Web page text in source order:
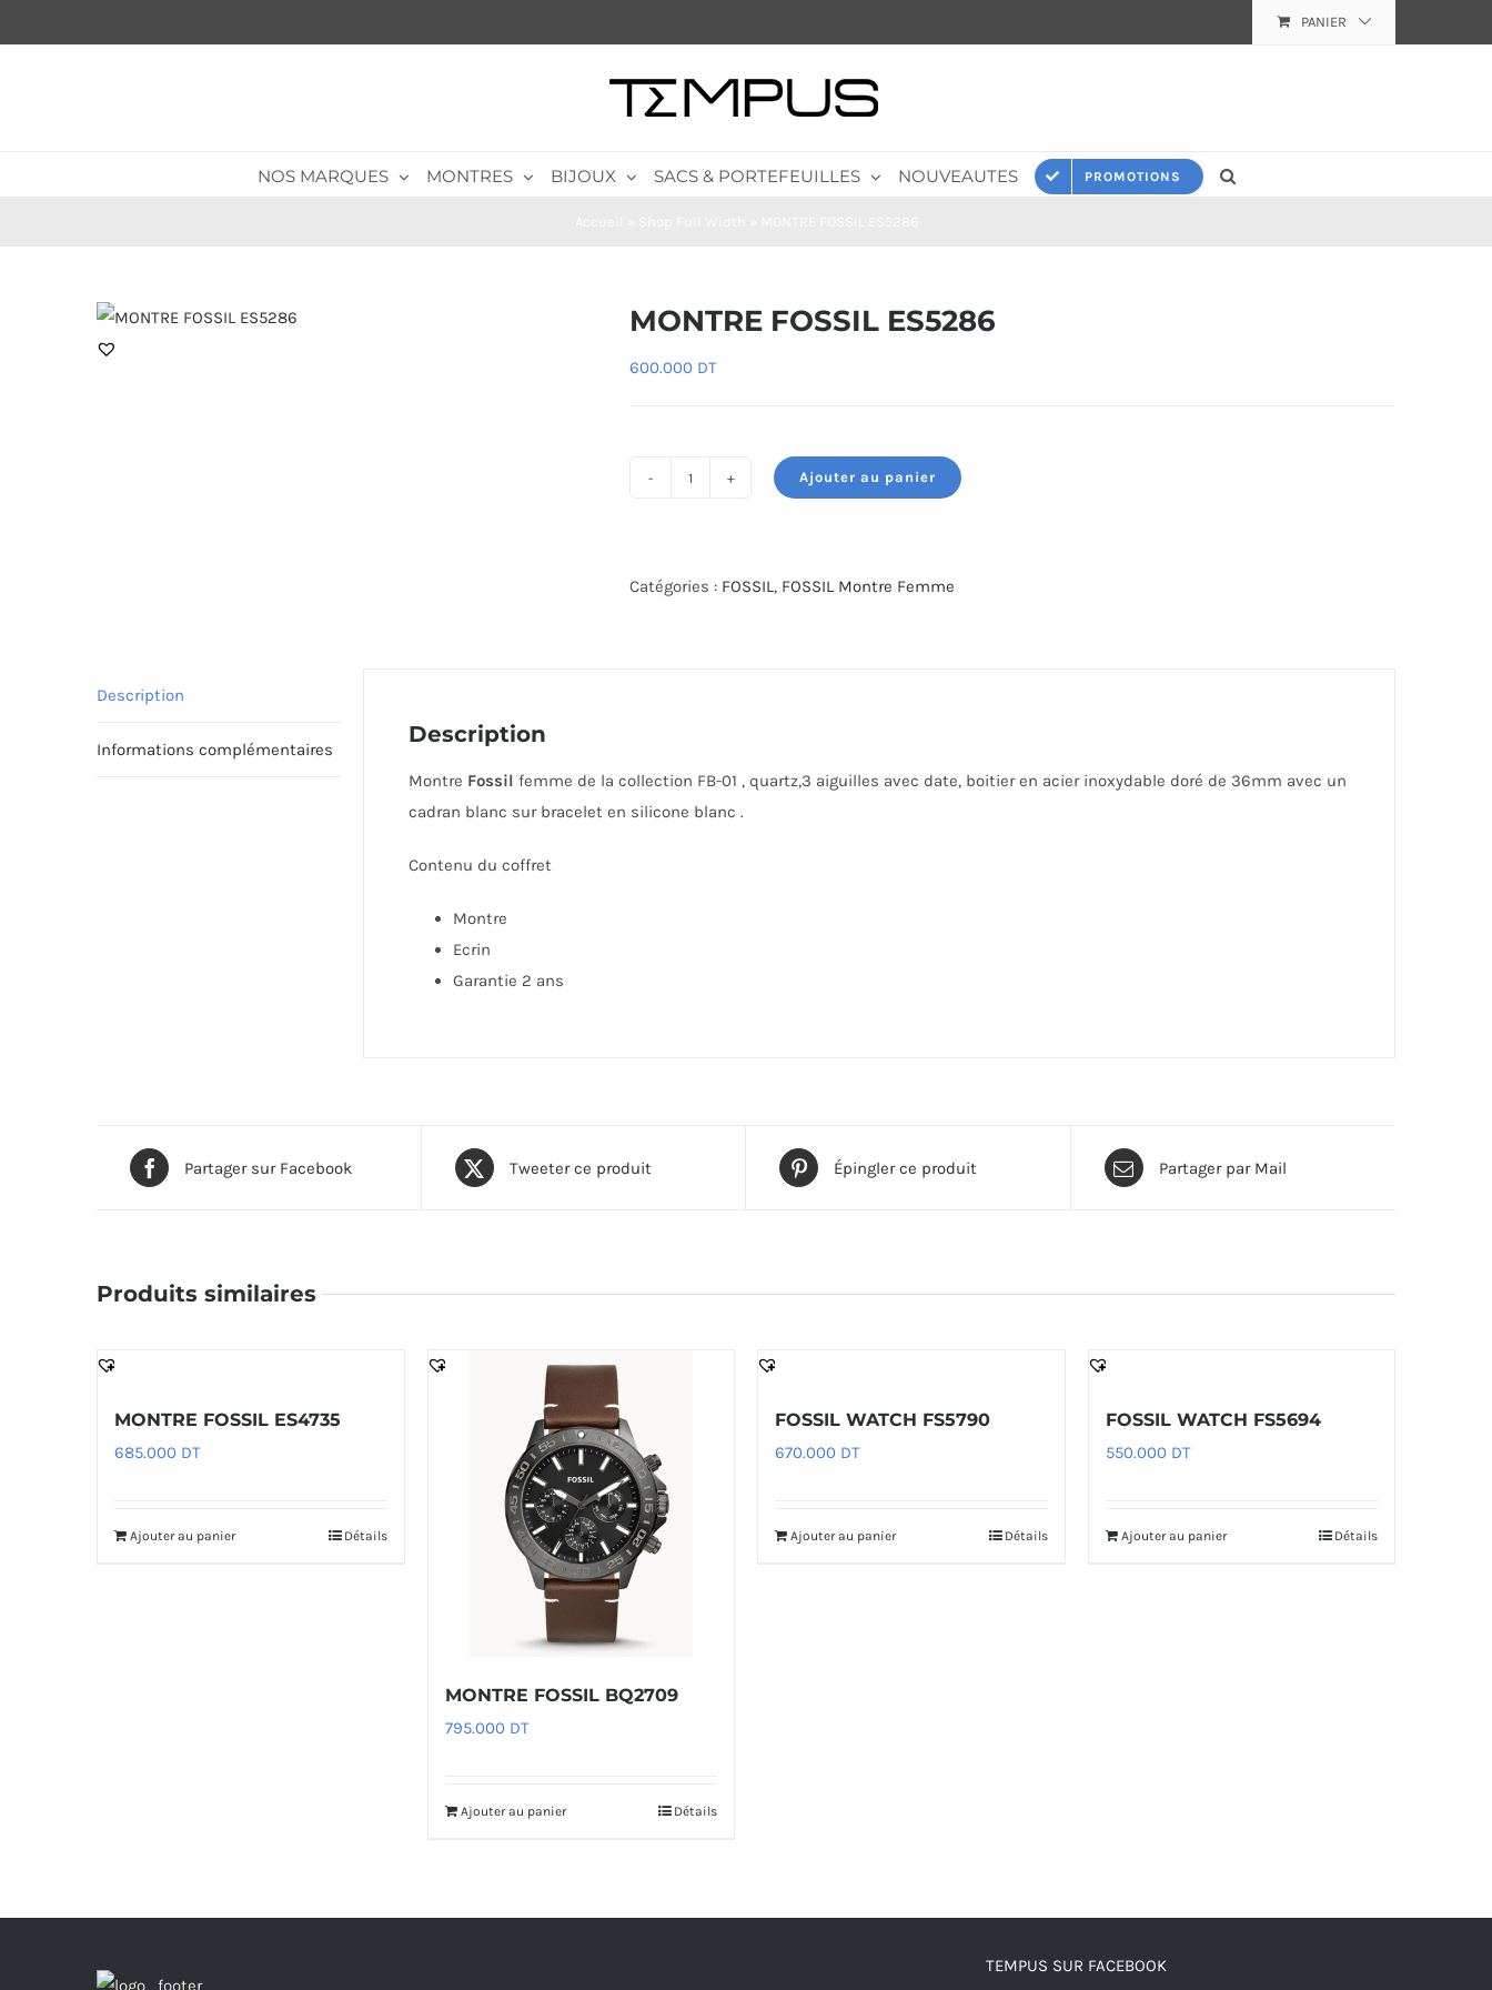
au
PANIER
NOS MARQUES MONTRES BIJOUX SACS & PORTEFEUILLES NOUVEAUTES PROMOTIONS
MONTRE FOSSIL ES5286
600.000 DT
FOSSIL
Ajouter au panier
Catégories : FOSSIL, FOSSIL Montre Femme
Description
Informations complémentaires
Description
Montre Fossil femme de la collection FB-01 , quartz,3 aiguilles avec date, boitier en acier inoxydable doré de 36mm avec un
cadran blanc sur bracelet en silicone blanc .
Contenu du coffret
Montre
Ecrin
Garantie 2 ans
Partager sur Facebook Tweeter ce produit Épingler ce produit Partager par Mail
Produits similaires
MONTRE FOSSIL ES4735
685.000 DT
Ajouter au panier Détails
MONTRE FOSSIL BQ2709
795.000 DT
Ajouter au panier Détails
FOSSIL WATCH FS5790
670.000 DT
Ajouter au panier Détails
FOSSIL WATCH FS5694
550.000 DT
Ajouter au panier Détails
TEMPUS SUR FACEBOOK